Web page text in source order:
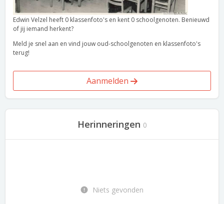
Edwin Velzel heeft 0 klassenfoto's en kent 0 schoolgenoten. Benieuwd
of jij iemand herkent?
Meld je snel aan en vind jouw oud-schoolgenoten en klassenfoto's
terug!
Aanmelden
Herinneringen 0
Niets gevonden